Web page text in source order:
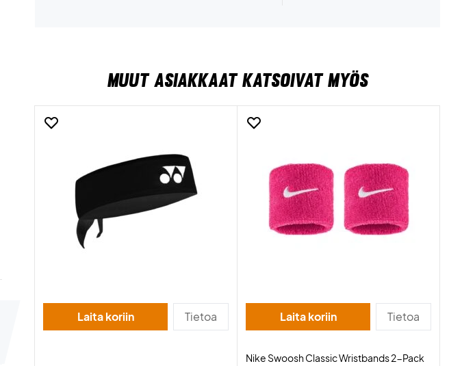
MUUT ASIAKKAAT KATSOIVAT MYÖS
Laita koriin Tietoa Laita koriin Tietoa
Nike Swoosh Classic Wristbands 2-Pack